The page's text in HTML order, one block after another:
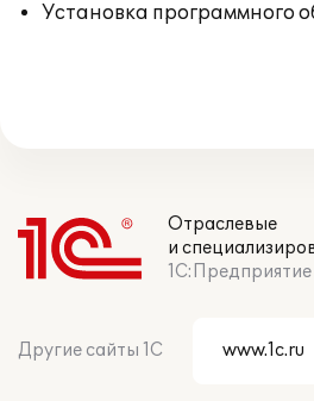
Установка программного
Отраслевые
и
1С:Предприятие
Другие сайты 1С